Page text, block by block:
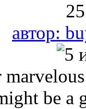
автор:
be a